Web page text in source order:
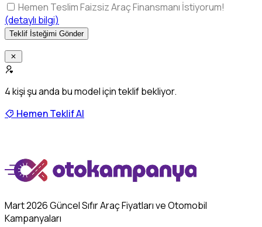
Hemen Teslim Faizsiz Araç Finansmanı İstiyorum!
(detaylı bilgi)
4kişi şu anda bu model için teklif bekliyor.
Hemen Teklif Al
Mart 2026 Güncel Sıfır Araç Fiyatları ve Otomobil
Kampanyaları